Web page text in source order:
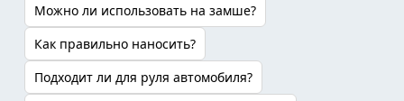
Можно ли использовать на замше?
Как правильно наносить?
Подходит ли для руля автомобиля?